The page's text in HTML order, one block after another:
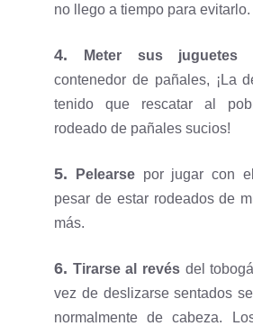
no llego a tiempo para evitarlo.
4. Meter sus juguetes
contenedor de pañales, ¡La
tenido que rescatar al
rodeado de pañales sucios!
5. Pelearsepor jugar con
pesar de estar rodeados de
más.
6. Tirarse al revés del
vez de deslizarse sentados
normalmente de cabeza.